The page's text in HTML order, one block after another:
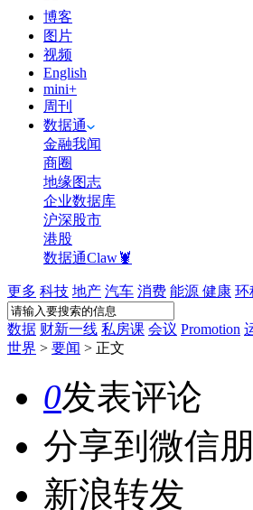
博客
图片
视频
English
mini+
周刊
数据通
金融我闻
商圈
地缘图志
企业数据库
沪深股市
港股
数据通Claw🦞
更多 科技 地产 汽车 消费 能源 健康 环
数据 财新一线 私房课 会议 Promotion
世界 > 要闻 > 正文
0发表评论
分享到微信
新浪转发